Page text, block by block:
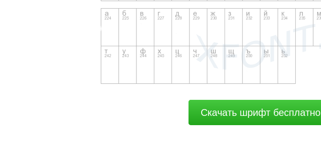
Скачать шрифт бесплатно